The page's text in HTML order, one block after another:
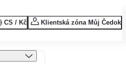
CS / Kč Klientská zóna Můj Čedok